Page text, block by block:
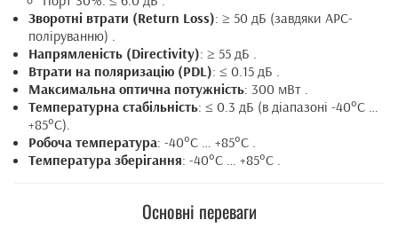
Зворотні втрати (Return Loss): ≥ 50 дБ (завдяки APC-
поліруванню) .
Напрямленість (Directivity): ≥ 55 дБ .
Втрати на поляризацію (PDL): ≤ 0.15 дБ .
Максимальна оптична потужність: 300 мВт .
Температурна стабільність: ≤ 0.3 дБ (в діапазоні -40°C …
+85°C).
Робоча температура: -40°C … +85°C .
Температура зберігання: -40°C … +85°C .
Основні переваги